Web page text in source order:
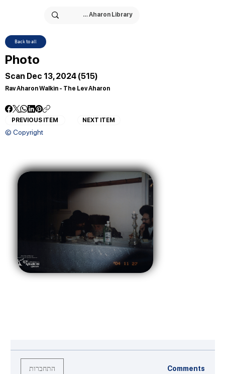
Back to all
Photo
Scan Dec 13, 2024 (515)
Rav Aharon Walkin - The Lev Aharon
PREVIOUS ITEM NEXT ITEM
© Copyright
Comments התחברות